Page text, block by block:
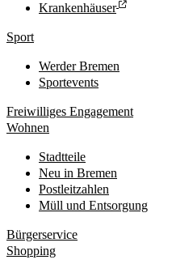
Krankenhäuser
Sport
Werder Bremen
Sportevents
Freiwilliges Engagement
Wohnen
Stadtteile
Neu in Bremen
Postleitzahlen
Müll und Entsorgung
Bürgerservice
Shopping